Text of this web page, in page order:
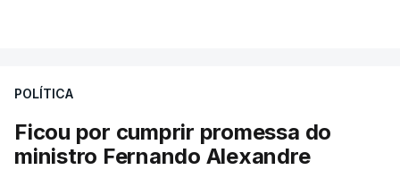
POLÍTICA
Ficou por cumprir promessa do
ministro Fernando Alexandre